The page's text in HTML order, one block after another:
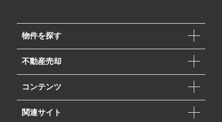
物件を探す
不動産売却
コンテンツ
関連サイト